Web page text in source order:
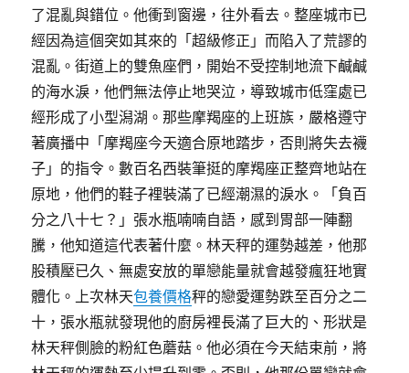
了混亂與錯位。他衝到窗邊，往外看去。整座城市已
經因為這個突如其來的「超級修正」而陷入了荒謬的
混亂。街道上的雙魚座們，開始不受控制地流下鹹鹹
的海水淚，他們無法停止地哭泣，導致城市低窪處已
經形成了小型潟湖。那些摩羯座的上班族，嚴格遵守
著廣播中「摩羯座今天適合原地踏步，否則將失去襪
子」的指令。數百名西裝筆挺的摩羯座正整齊地站在
原地，他們的鞋子裡裝滿了已經潮濕的淚水。「負百
分之八十七？」張水瓶喃喃自語，感到胃部一陣翻
騰，他知道這代表著什麼。林天秤的運勢越差，他那
股積壓已久、無處安放的單戀能量就會越發瘋狂地實
體化。上次林天包養價格秤的戀愛運勢跌至百分之二
十，張水瓶就發現他的廚房裡長滿了巨大的、形狀是
林天秤側臉的粉紅色蘑菇。他必須在今天結束前，將